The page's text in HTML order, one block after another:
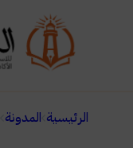
الرئيسية المدونة